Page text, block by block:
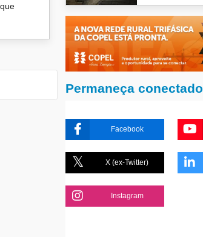
Permaneça conectado
Facebook
X (ex-Twitter)
Instagram